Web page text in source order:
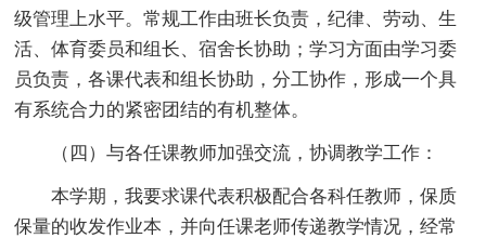
级管理上水平。常规工作由班长负责，纪律、劳动、生
活、体育委员和组长、宿舍长协助；学习方面由学习委
员负责，各课代表和组长协助，分工协作，形成一个具
有系统合力的紧密团结的有机整体。
（四）与各任课教师加强交流，协调教学工作：
本学期，我要求课代表积极配合各科任教师，保质
保量的收发作业本，并向任课老师传递教学情况，经常